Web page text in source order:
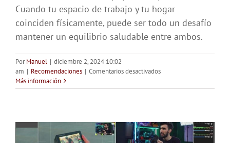
Cuando tu espacio de trabajo y tu hogar
coinciden físicamente, puede ser todo un desafío
mantener un equilibrio saludable entre ambos.
PorManuel | diciembre 2, 2024 10:02
am | Recomendaciones | Comentarios desactivadosen
Entre
y
el
Más información